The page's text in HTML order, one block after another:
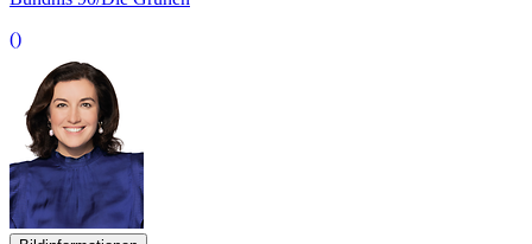
()